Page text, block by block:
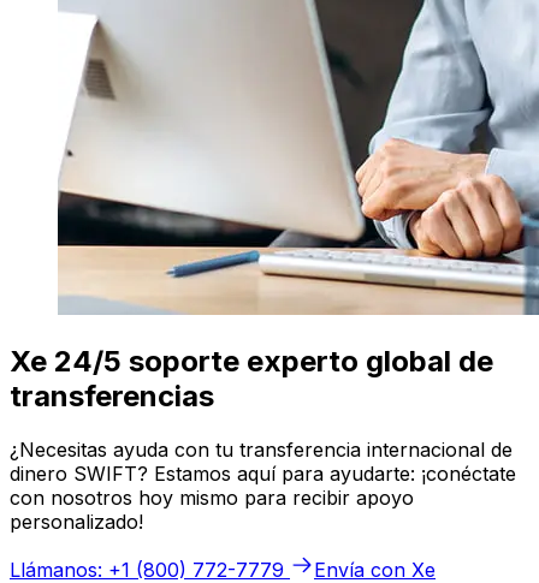
Xe 24/5 soporte experto global de
transferencias
¿Necesitas ayuda con tu transferencia internacional de
dinero SWIFT? Estamos aquí para ayudarte: ¡conéctate
con nosotros hoy mismo para recibir apoyo
personalizado!
Llámanos: +1 (800) 772-7779
Envía con Xe